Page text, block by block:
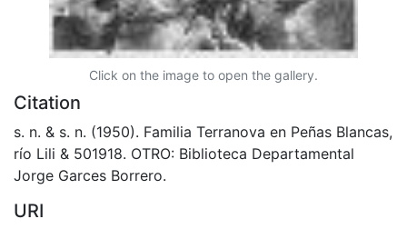
Click on the image to open the gallery.
Citation
s. n. & s. n. (1950). Familia Terranova en Peñas Blancas,
río Lili & 501918. OTRO: Biblioteca Departamental
Jorge Garces Borrero.
URI